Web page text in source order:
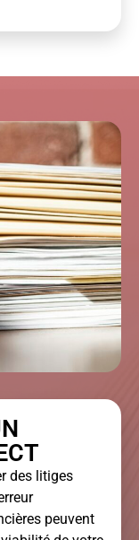
des litiges
peuvent